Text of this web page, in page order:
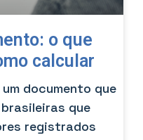
o que
calcular
documento que
que
registrados